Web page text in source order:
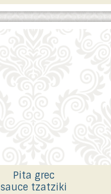
Pita grec
sauce tzatziki